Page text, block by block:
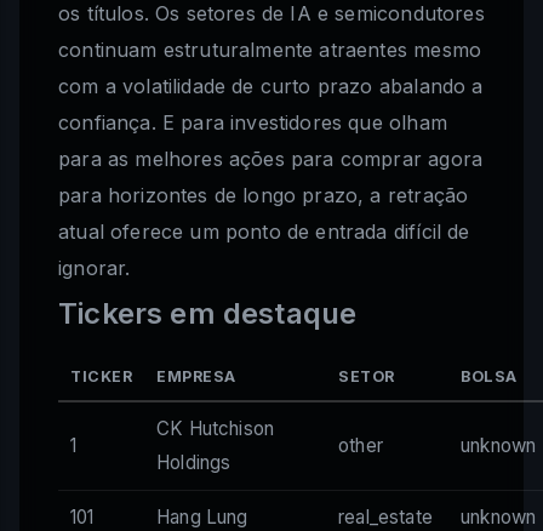
os títulos. Os setores de IA e semicondutores
continuam estruturalmente atraentes mesmo
com a volatilidade de curto prazo abalando a
confiança. E para investidores que olham
para as melhores ações para comprar agora
para horizontes de longo prazo, a retração
atual oferece um ponto de entrada difícil de
ignorar.
Tickers em destaque
TICKER EMPRESA SETOR BOLSA
1
CK Hutchison
Holdings
other unknown
101 Hang Lung real_estate unknown